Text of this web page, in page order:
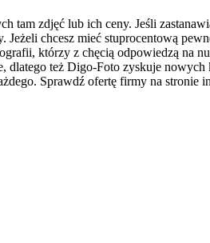
tam zdjęć lub ich ceny. Jeśli
chcesz mieć stuprocentową
którzy z chęcią odpowiedzą na
dlatego też Digo-Foto zyskuje
Sprawdź ofertę firmy na stronie